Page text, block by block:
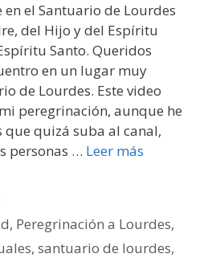
en el Santuario de Lourdes
del Hijo y del Espíritu
Santo. Queridos
en un lugar muy
de Lourdes. Este video
peregrinación, aunque he
quizá suba al canal,
personas … Leer más
, Peregrinación a Lourdes,
, santuario de lourdes,